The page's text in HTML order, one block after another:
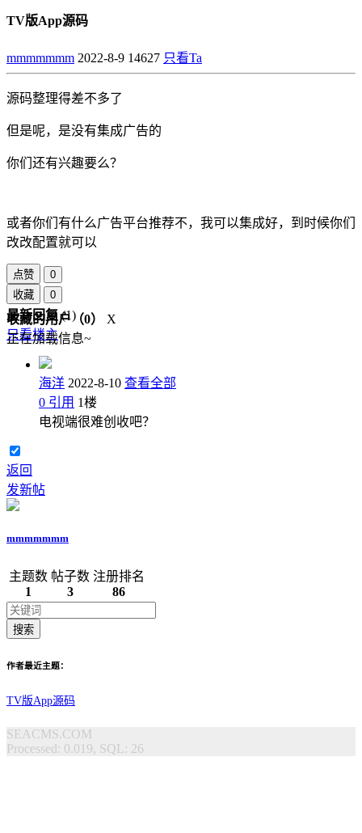
TV版App源码
mmmmmmm 2022-8-9 14627 只看Ta
源码整理得差不多了
但是呢，是没有集成广告的
你们还有兴趣要么？
或者你们有什么广告平台推荐不，我可以集成好，到时候你们
改改配置就可以
点赞
0
收藏
0
收藏的用户（0）
X
正在加载信息~
最新回复(1)
只看楼主
海洋 2022-8-10 查看全部
0 引用 1楼
电视端很难创收吧？
返回
发新帖
mmmmmmm
主题数
1
帖子数
3
注册排名
86
搜索
作者最近主题：
TV版App源码
SEACMS.COM
Processed: 0.019, SQL: 26